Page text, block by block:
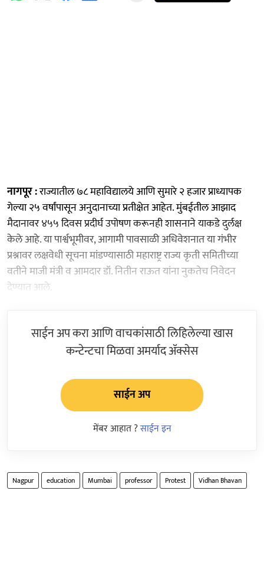
नागपूर :राज्यातील ७८ महाविद्यालये आणि सुमारे २ हजार प्राध्यापक
गेल्या २५ वर्षांपासून अनुदानाच्या प्रतीक्षेत आहेत. मुंबईतील आझाद
मैदानावर ४५५ दिवस प्रदीर्घ उपोषण करूनही शासनाने याकडे दुर्लक्ष
केले आहे. या पार्श्वभूमीवर, आगामी पावसाळी अधिवेशनात या गंभीर
प्रश्नावर लक्षवेधी सूचना मांडण्यासाठी महाराष्ट्र राज्य कृती समितीच्या
वतीने माजी मंत्री व आमदार डॉ. नितीन राऊत यांना नुकतेच निवेदन
देण्यात आले.
साईन अप करा आणि वाचकांसाठी लिहिलेल्या खास
कन्टेन्टचा मिळवा अमर्याद ॲक्सेस
साईन अप
मेंबर आहात ?साईन इन
Nagpur education Mumbai professor Protest Vidhan Bhavan